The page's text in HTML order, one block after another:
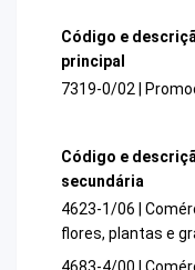
Código e
principal
7319-0/02 |
Código e
secundária
4623-1/06 |
flores, plantas e